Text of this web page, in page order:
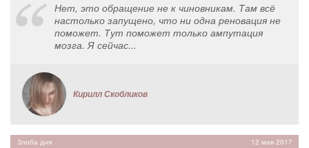
Нет, это обращение не к чиновникам. Там всё
настолько запущено, что ни одна реновация не
поможет. Тут поможет только ампутация
мозга. Я сейчас...
Кирилл Скобликов
Злоба дня 12 мая 2017